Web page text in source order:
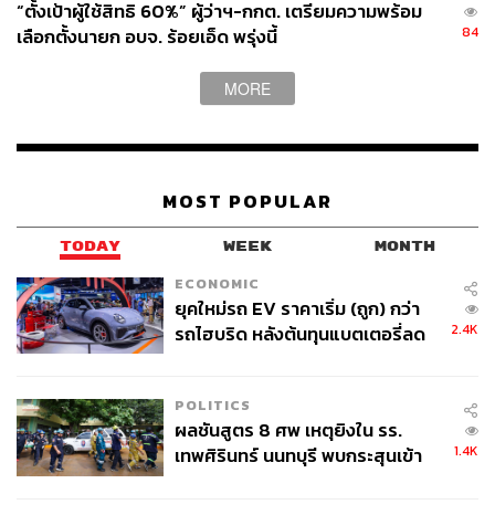
“ตั้งเป้าผู้ใช้สิทธิ 60%” ผู้ว่าฯ-กกต. เตรียมความพร้อม
เลือกตั้งนายก อบจ. ร้อยเอ็ด พรุ่งนี้
84
MORE
MOST POPULAR
TODAY WEEK MONTH
ECONOMIC
ยุคใหม่รถ EV ราคาเริ่ม (ถูก) กว่า
รถไฮบริด หลังต้นทุนแบตเตอรี่ลด
2.4K
POLITICS
ผลชันสูตร 8 ศพ เหตุยิงใน รร.
เทพศิรินทร์ นนทบุรี พบกระสุนเข้า
1.4K